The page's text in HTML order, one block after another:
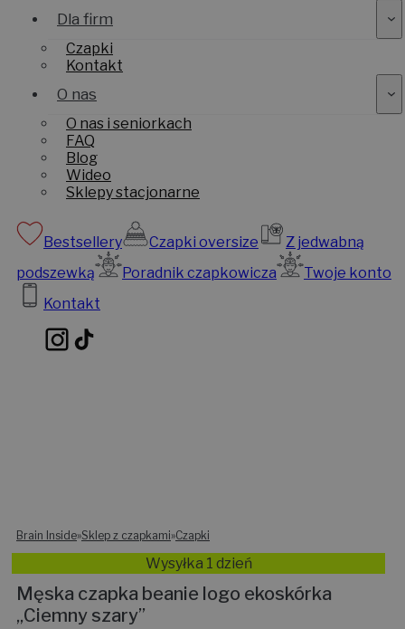
Dla firm
Czapki
Kontakt
O nas
O nas i seniorkach
FAQ
Blog
Wideo
Sklepy stacjonarne
Bestsellery Czapki oversize
Z jedwabną
podszewką
Poradnik czapkowicza
Twoje konto
Kontakt
Brain Inside»Sklep z czapkami»Czapki
Wysyłka 1 dzień
Męska czapka beanie logo ekoskórka
„Ciemny szary”